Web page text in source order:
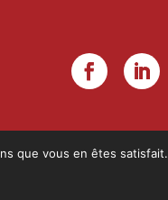
que vous en êtes satisfait.